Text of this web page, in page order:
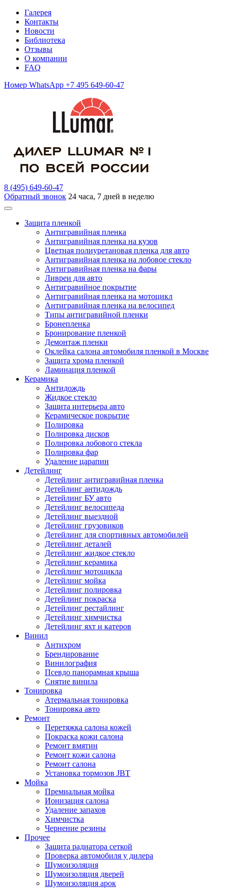
Галерея
Контакты
Новости
Библиотека
Отзывы
О компании
FAQ
Номер WhatsApp +7 495 649-60-47
8 (495) 649-60-47
Обратный звонок 24 часа, 7 дней в неделю
Защита пленкой
Антигравийная пленка
Антигравийная пленка на кузов
Цветная полиуретановая пленка для авто
Антигравийная пленка на лобовое стекло
Антигравийная пленка на фары
Ливреи для авто
Антигравийное покрытие
Антигравийная пленка на мотоцикл
Антигравийная пленка на велосипед
Типы антигравийной пленки
Бронепленка
Бронирование пленкой
Демонтаж пленки
Оклейка салона автомобиля пленкой в Москве
Защита хрома пленкой
Ламинация пленкой
Керамика
Антидождь
Жидкое стекло
Защита интерьера авто
Керамическое покрытие
Полировка
Полировка дисков
Полировка лобового стекла
Полировка фар
Удаление царапин
Детейлинг
Детейлинг антигравийная пленка
Детейлинг антидождь
Детейлинг БУ авто
Детейлинг велосипеда
Детейлинг выездной
Детейлинг грузовиков
Детейлинг для спортивных автомобилей
Детейлинг деталей
Детейлинг жидкое стекло
Детейлинг керамика
Детейлинг мотоцикла
Детейлинг мойка
Детейлинг полировка
Детейлинг покраска
Детейлинг рестайлинг
Детейлинг химчистка
Детейлинг яхт и катеров
Винил
Антихром
Брендирование
Винилография
Псевдо панорамная крыша
Снятие винила
Тонировка
Атермальная тонировка
Тонировка авто
Ремонт
Перетяжка салона кожей
Покраска кожи салона
Ремонт вмятин
Ремонт кожи салона
Ремонт салона
Установка тормозов JBT
Мойка
Премиальная мойка
Ионизация салона
Удаление запахов
Химчистка
Чернение резины
Прочее
Защита радиатора сеткой
Проверка автомобиля у дилера
Шумоизоляция
Шумоизоляция дверей
Шумоизоляция арок